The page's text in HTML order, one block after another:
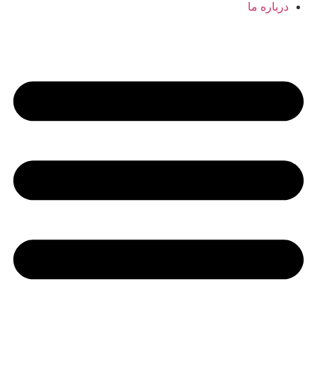
درباره ما